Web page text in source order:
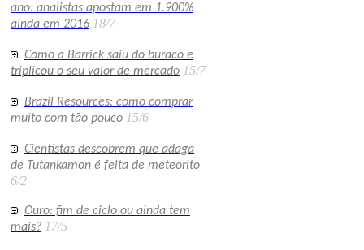
ano: analistas apostam em 1.900%
ainda em 2016 18/7
Como a Barrick saiu do buraco e
triplicou o seu valor de mercado 15/7
Brazil Resources: como comprar
muito com tão pouco 15/6
Cientistas descobrem que adaga
de Tutankamon é feita de meteorito
6/2
Ouro: fim de ciclo ou ainda tem
mais? 17/5